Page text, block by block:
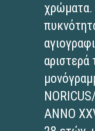
χρώματα.
αριστερά
ANNO